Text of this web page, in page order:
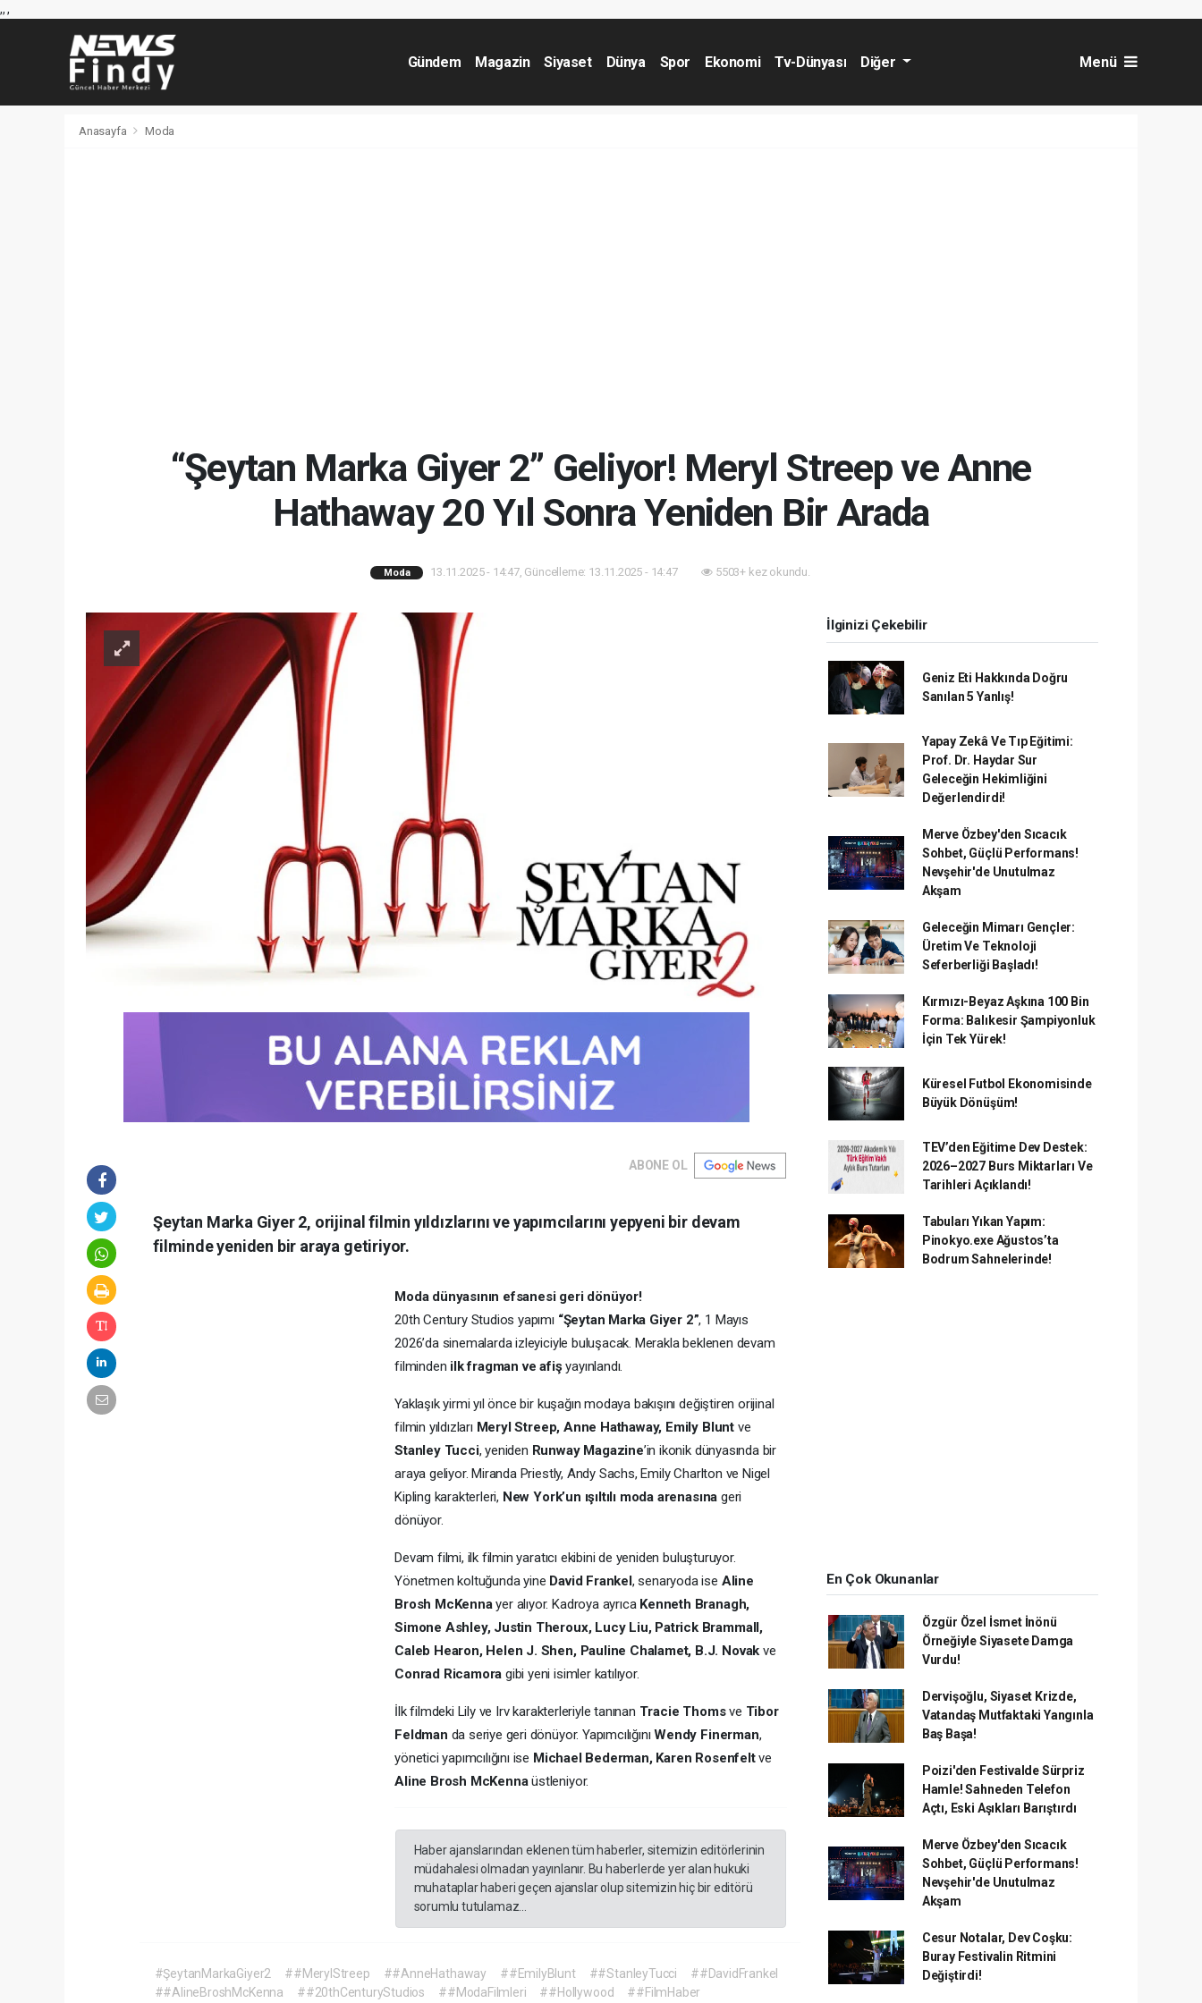
,,,
Gündem Magazin Siyaset Dünya Spor Ekonomi Tv-Dünyası Diğer Menü
Anasayfa Moda
“Şeytan Marka Giyer 2” Geliyor! Meryl Streep ve Anne
Hathaway 20 Yıl Sonra Yeniden Bir Arada
Moda 13.11.2025 - 14:47, Güncelleme: 13.11.2025 - 14:47 5503+ kez okundu.
ABONE OL
Şeytan Marka Giyer 2, orijinal filmin yıldızlarını ve yapımcılarını yepyeni bir devam
filminde yeniden bir araya getiriyor.
Moda dünyasının efsanesi geri dönüyor!
20th Century Studios yapımı “Şeytan Marka Giyer 2”, 1 Mayıs
2026’da sinemalarda izleyiciyle buluşacak. Merakla beklenen devam
filminden ilk fragman ve afişyayınlandı.
Yaklaşık yirmi yıl önce bir kuşağın modaya bakışını değiştiren orijinal
filmin yıldızları Meryl Streep, Anne Hathaway, Emily Bluntve
Stanley Tucci, yeniden Runway Magazine’in ikonik dünyasında bir
araya geliyor. Miranda Priestly, Andy Sachs, Emily Charlton ve Nigel
Kipling karakterleri, New York’un ışıltılı moda arenasına geri
dönüyor.
Devam filmi, ilk filmin yaratıcı ekibini de yeniden buluşturuyor.
Yönetmen koltuğunda yine David Frankel, senaryoda ise Aline
Brosh McKennayer alıyor. Kadroya ayrıca Kenneth Branagh,
Simone Ashley, Justin Theroux, Lucy Liu, Patrick Brammall,
Caleb Hearon, Helen J. Shen, Pauline Chalamet, B.J. Novak ve
Conrad Ricamora gibi yeni isimler katılıyor.
İlk filmdeki Lily ve Irv karakterleriyle tanınan Tracie Thomsve Tibor
Feldman da seriye geri dönüyor. YapımcılığınıWendy Finerman,
yönetici yapımcılığını ise Michael Bederman, Karen Rosenfeltve
Aline Brosh McKennaüstleniyor.
Haber ajanslarından eklenen tüm haberler, sitemizin editörlerinin
müdahalesi olmadan yayınlanır. Bu haberlerde yer alan hukuki
muhataplar haberi geçen ajanslar olup sitemizin hiç bir editörü
sorumlu tutulamaz...
#ŞeytanMarkaGiyer2 ##MerylStreep ##AnneHathaway ##EmilyBlunt ##StanleyTucci
##DavidFrankel
##AlineBroshMcKenna
##20thCenturyStudios ##ModaFilmleri ##Hollywood ##FilmHaber
İlginizi Çekebilir
Geniz Eti Hakkında Doğru
Sanılan 5 Yanlış!
Yapay Zekâ Ve Tıp Eğitimi:
Prof. Dr. Haydar Sur
Geleceğin Hekimliğini
Değerlendirdi!
Merve Özbey'den Sıcacık
Sohbet, Güçlü Performans!
Nevşehir'de Unutulmaz
Akşam
Geleceğin Mimarı Gençler:
Üretim Ve Teknoloji
Seferberliği Başladı!
Kırmızı-Beyaz Aşkına 100 Bin
Forma: Balıkesir Şampiyonluk
İçin Tek Yürek!
Küresel Futbol Ekonomisinde
Büyük Dönüşüm!
TEV’den Eğitime Dev Destek:
2026–2027 Burs Miktarları Ve
Tarihleri Açıklandı!
Tabuları Yıkan Yapım:
Pinokyo.exe Ağustos’ta
Bodrum Sahnelerinde!
En Çok Okunanlar
Özgür Özel İsmet İnönü
Örneğiyle Siyasete Damga
Vurdu!
Dervişoğlu, Siyaset Krizde,
Vatandaş Mutfaktaki Yangınla
Baş Başa!
Poizi'den Festivalde Sürpriz
Hamle! Sahneden Telefon
Açtı, Eski Aşıkları Barıştırdı
Merve Özbey'den Sıcacık
Sohbet, Güçlü Performans!
Nevşehir'de Unutulmaz
Akşam
Cesur Notalar, Dev Coşku:
Buray Festivalin Ritmini
Değiştirdi!